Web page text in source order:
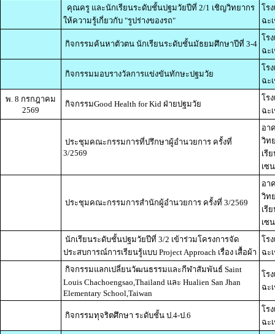
คุณครู และนักเรียนระดับชั้นปฐมวัยปีที่ 2/1 เชิญวิทยากร
ให้ความรู้เกี่ยวกับ "รูปร่างของรถ"
โร
ฉะ
กิจกรรมค้นหาตัวตน นักเรียนระดับชั้นมัธยมศึกษาปีที่ 3-4
โร
ฉะ
กิจกรรมมอบรางวัลการแข่งขันทักษะปฐมวัย
โร
ฉะ
พ. 8 กรกฎาคม
2569
กิจกรรมGood Health for Kid ฝ่ายปฐมวัย
โร
ฉะ
ประชุมคณะกรรมการที่ปรึกษาผู้อำนวยการ ครั้งที่
3/2569
อา
วิท
เรี
เซ
ประชุมคณะกรรมการสำนักผู้อำนวยการ ครั้งที่ 3/2569
อา
วิท
เรี
เซ
นักเรียนระดับชั้นปฐมวัยปีที่ 3/2 เข้าร่วมโครงการจัด
ประสบการณ์การเรียนรู้แบบ Project Approach เรื่อง เสื้อผ้า
โร
ฉะ
กิจกรรมแลกเปลี่ยนวัฒนธรรมและกีฬาสัมพันธ์ Saint
Louis Chachoengsao,Thailand และ Hualien San Jhan
Elementary School,Taiwan
โร
ฉะ
กิจกรรมทุจริตศึกษา ระดับชั้น ป.4-ป.6
โร
ฉะ